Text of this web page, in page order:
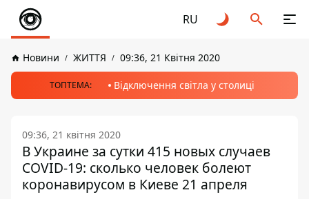
RU
Новини ЖИТТЯ 09:36, 21 Квітня 2020
ТОПТЕМА: Відключення світла у столиці
09:36, 21 квітня 2020
В Украине за сутки 415 новых случаев
COVID-19: сколько человек болеют
коронавирусом в Киеве 21 апреля